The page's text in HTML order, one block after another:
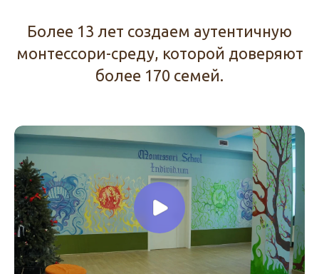
Более 13 лет создаем аутентичную
монтессори-среду, которой доверяют
более 170 семей.